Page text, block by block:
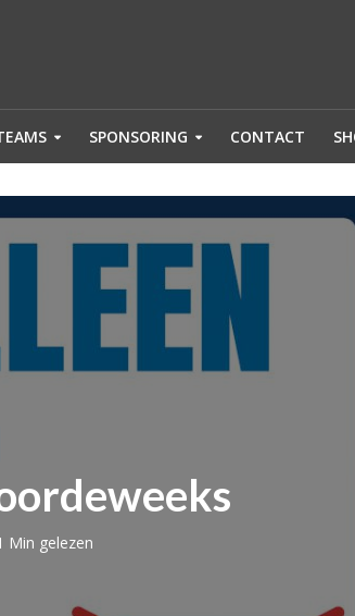
SPONSORING CONTACT
Min gelezen